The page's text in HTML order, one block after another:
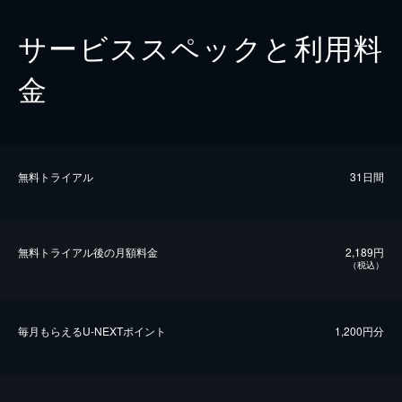
サービススペックと利用料
金
無料トライアル 31日間
無料トライアル後の⽉額料金 2,189円
（税込）
毎⽉もらえるU-NEXTポイント 1,200円分